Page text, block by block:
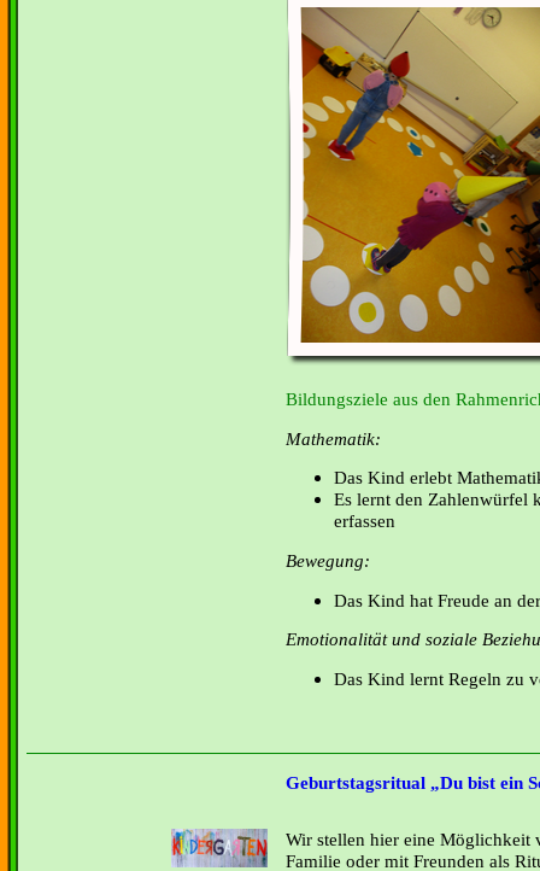
Bildungsziele aus den
Mathematik:
Das Kind erlebt
Es lernt den Zahlenwürfel
erfassen
Bewegung:
Das Kind hat Freude an
Emotionalität und soziale
Das Kind lernt Regeln zu
Geburtstagsritual „Du bist ein
Wir stellen hier eine Möglichkeit
Familie oder mit Freunden als